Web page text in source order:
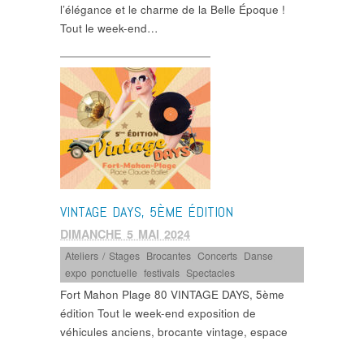
l’élégance et le charme de la Belle Époque !
Tout le week-end…
VINTAGE DAYS, 5ÈME ÉDITION
DIMANCHE 5 MAI 2024
Ateliers / Stages Brocantes ,Concerts Danse
expo ponctuelle ,festivals ,Spectacles
Fort Mahon Plage 80 VINTAGE DAYS, 5ème
édition Tout le week-end exposition de
véhicules anciens, brocante vintage, espace